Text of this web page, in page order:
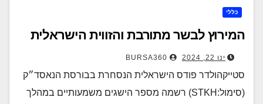
כללי
המירוץ לבשר מתורבת והזווית הישראלית
ינו 22, 2024
סטייקהולדר פודס הישראלית הנסחרת בבורסת הנאסד״ק
(סימול:STKH) רשמה מספר הישגים משמעותיים במהלך